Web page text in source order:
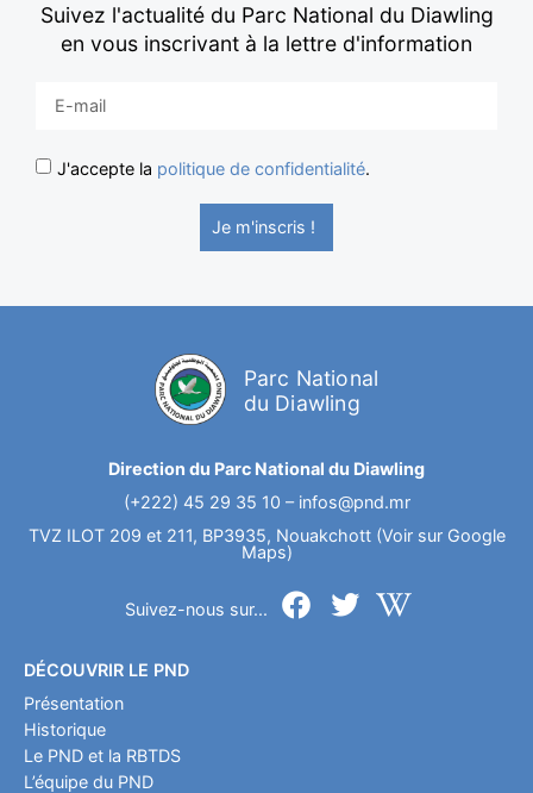
Suivez l'actualité du Parc National du Diawling
en vous inscrivant à la lettre d'information
J'accepte la politique de confidentialité
Je m'inscris !
Parc National
du Diawling
Direction du Parc National du Diawling
(+222) 45 29 35 10 – infos@pnd.mr
TVZ ILOT 209 et 211, BP3935, Nouakchott (Voir sur Google
Maps)
Suivez-nous sur...
DÉCOUVRIR LE PND
Présentation
Historique
Le PND et la RBTDS
L’équipe du PND